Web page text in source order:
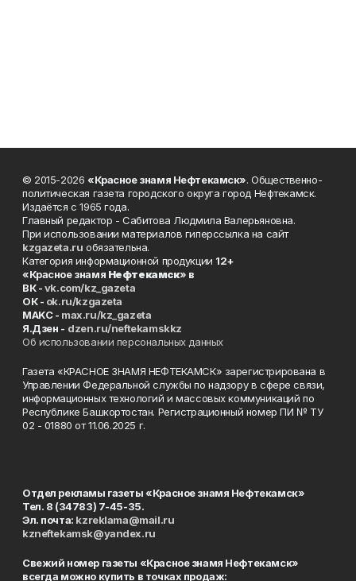
© 2015-2026 «Красное знамя Нефтекамск». Общественно-
политическая газета городского округа город Нефтекамск.
Издаётся с 1965 года.
Главный редактор - Сабитова Людмила Валерьяновна.
При использовании материалов гиперссылка на сайт
kzgazeta.ru обязательна.
Категория информационной продукции 12+
«Красное знамя Нефтекамск» в
ВК -vk.com/kz_gazeta
ОК - ok.ru/kzgazeta
MAKC - max.ru/kz_gazeta
Я.Дзен - dzen.ru/neftekamskkz
Об использовании персональных данных
Газета «КРАСНОЕ ЗНАМЯ НЕФТЕКАМСК» зарегистрирована в
Управлении Федеральной службы по надзору в сфере связи,
информационных технологий и массовых коммуникаций по
Республике Башкортостан. Регистрационный номер ПИ № ТУ
02 - 01880 от 11.06.2025 г.
Отдел рекламы газеты «Красное знамя Нефтекамск»
Тел. 8 (34783) 7-45-35.
Эл. почта: kzreklama@mail.ru
kzneftekamsk@yandex.ru
Свежий номер газеты «Красное знамя Нефтекамск»
всегда можно купить в точках продаж: